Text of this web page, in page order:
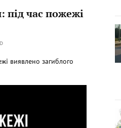
час пожежі
виявлено загиблого